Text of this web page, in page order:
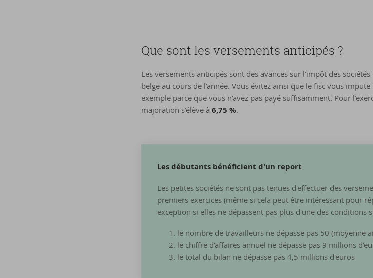
Que sont les ver­se­ments an­ti­ci­pés ?
Les versements anticipés sont des avances sur l'impôt des
belge au cours de l'année. Vous évitez ainsi que le fisc vous
exemple parce que vous n'avez pas payé suffisamment. Pour
majoration s'élève à 6,75 %.
Les débutants bénéficient d'un report
Les petites sociétés ne sont pas tenues d'effectuer des
premiers exercices (même si cela peut être intéressant pour
exception si elles ne dépassent pas plus d'une des conditions
le nombre de travailleurs ne dépasse pas 50 (moyenne
le chiffre d'affaires annuel ne dépasse pas 9 millions
le total du bilan ne dépasse pas 4,5 millions d'euros